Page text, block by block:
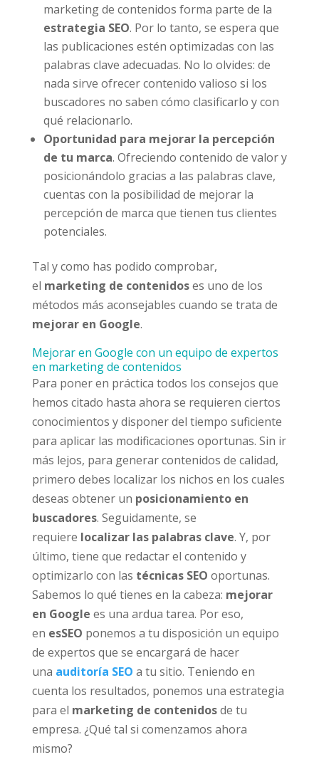
marketing de contenidos forma parte de la
estrategia SEO. Por lo tanto, se espera que
las publicaciones estén optimizadas con las
palabras clave adecuadas. No lo olvides: de
nada sirve ofrecer contenido valioso si los
buscadores no saben cómo clasificarlo y con
qué relacionarlo.
Oportunidad para mejorar la percepción
de tu marca. Ofreciendo contenido de valor y
posicionándolo gracias a las palabras clave,
cuentas con la posibilidad de mejorar la
percepción de marca que tienen tus clientes
potenciales.
Tal y como has podido comprobar,
el marketing de contenidoses uno de los
métodos más aconsejables cuando se trata de
mejorar en Google.
Mejorar en Google con un equipo de expertos
en marketing de contenidos
Para poner en práctica todos los consejos que
hemos citado hasta ahora se requieren ciertos
conocimientos y disponer del tiempo suficiente
para aplicar las modificaciones oportunas. Sin ir
más lejos, para generar contenidos de calidad,
primero debes localizar los nichos en los cuales
deseas obtener un posicionamiento en
buscadores. Seguidamente, se
requiere localizar las palabras clave. Y, por
último, tiene que redactar el contenido y
optimizarlo con las técnicas SEO oportunas.
Sabemos lo qué tienes en la cabeza: mejorar
en Google es una ardua tarea. Por eso,
en esSEO ponemos a tu disposición un equipo
de expertos que se encargará de hacer
una auditoría SEO a tu sitio. Teniendo en
cuenta los resultados, ponemos una estrategia
para el marketing de contenidosde tu
empresa. ¿Qué tal si comenzamos ahora
mismo?